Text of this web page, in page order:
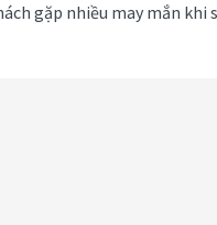
gặp nhiều may mắn khi